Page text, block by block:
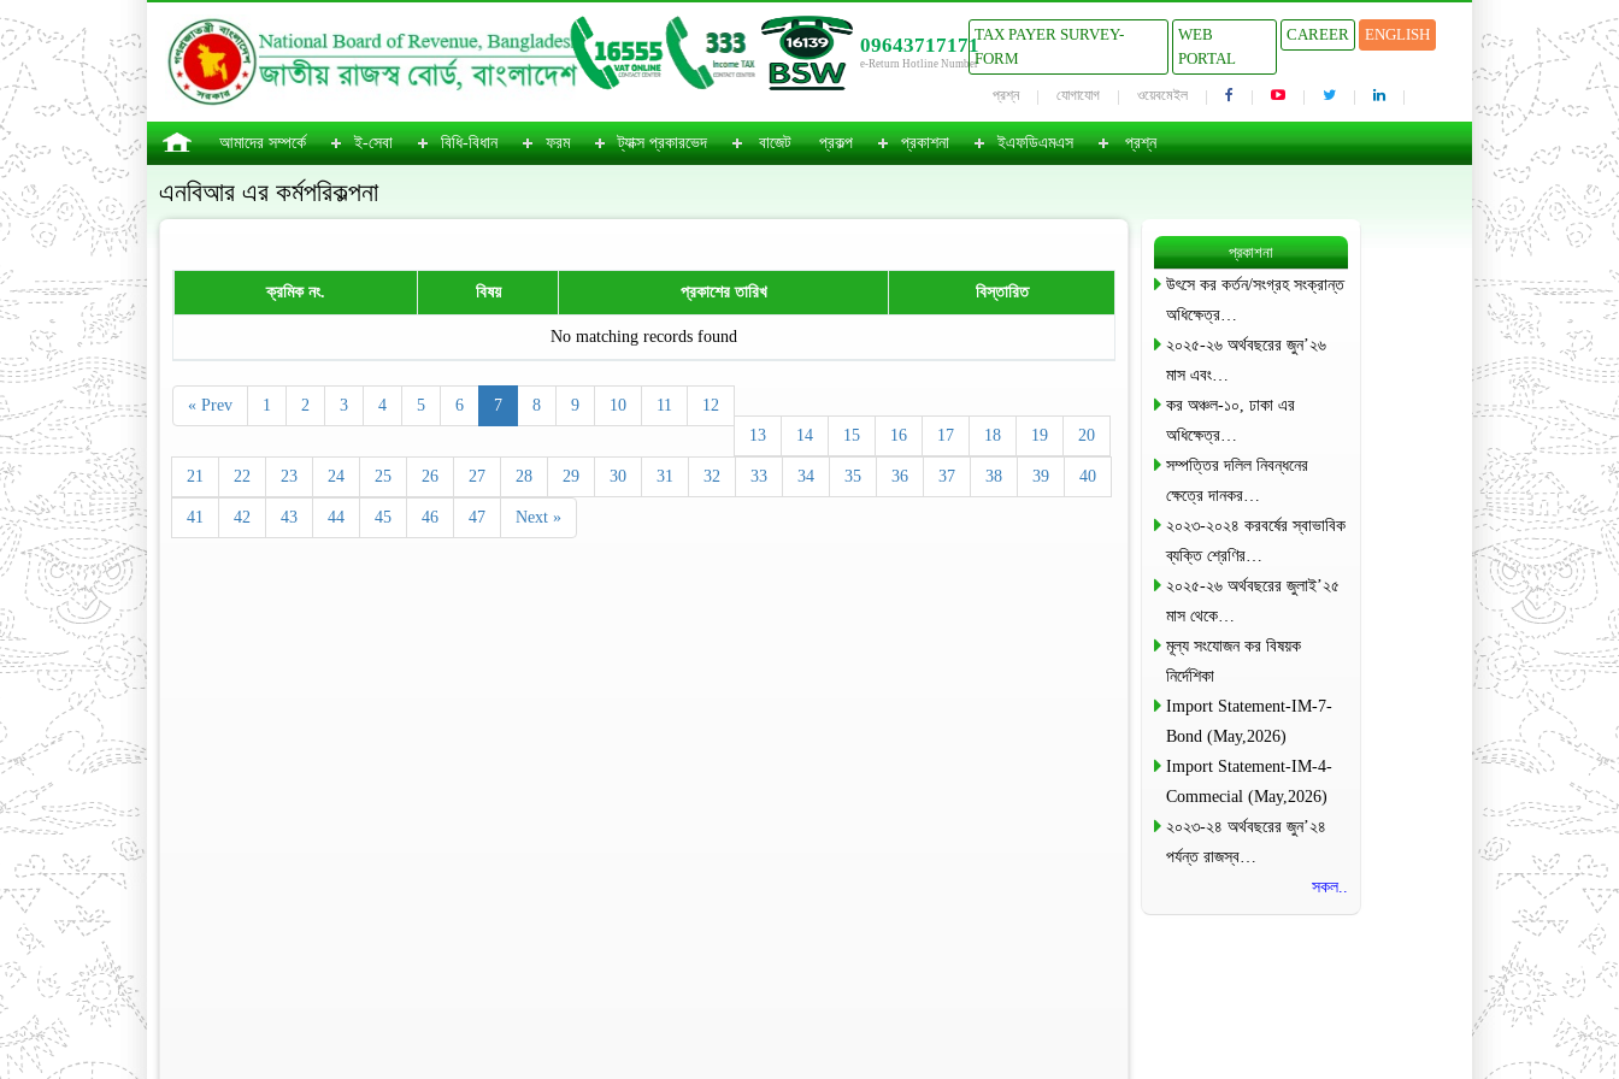
09643717171
e-Return Hotline Number
TAX PAYER SURVEY-
FORM
WEB
PORTAL
CAREER ENGLISH
প্রশ্ন যোগাযোগ ওয়েবমেইল
আমাদের সম্পর্কে ই-সেবা বিধি-বিধান ফরম ট্যাক্স প্রকারভেদ বাজেট প্রকল্প প্রকাশনা ইএফডিএমএস প্রশ্ন
এনবিআর এর কর্মপরিকল্পনা
ক্রমিক নং. বিষয় প্রকাশের তারিখ বিস্তারিত
No matching records found
« Prev 1 2 3 4 5 6 7 8 9 10 11
12
13
14 15 16 17 18 19 20
21 22 23 24 25 26 27 28 29 30 31 32 33 34 35 36 37 38 39 40
41 42 43 44 45 46 47 Next »
প্রকাশনা
উৎসে কর কর্তন/সংগ্রহ সংক্রান্ত
অধিক্ষেত্র…
২০২৫-২৬ অর্থবছরের জুন’২৬
মাস এবং…
কর অঞ্চল-১০, ঢাকা এর
অধিক্ষেত্র…
সম্পত্তির দলিল নিবন্ধনের
ক্ষেত্রে দানকর…
২০২৩-২০২৪ করবর্ষের স্বাভাবিক
ব্যক্তি শ্রেণির…
২০২৫-২৬ অর্থবছরের জুলাই’২৫
মাস থেকে…
মূল্য সংযোজন কর বিষয়ক
নির্দেশিকা
Import Statement-IM-7-
Bond (May,2026)
Import Statement-IM-4-
Commecial (May,2026)
২০২৩-২৪ অর্থবছরের জুন’২৪
পর্যন্ত রাজস্ব…
সকল..